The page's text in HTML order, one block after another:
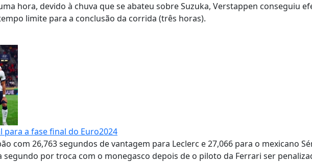
hora, devido à chuva que se abateu sobre Suzuka, Verstappen conseguiu
limite para a conclusão da corrida (três horas).
a fase final do Euro2024
com 26,763 segundos de vantagem para Leclerc e 27,066 para o mexicano
segundo por troca com o monegasco depois de o piloto da Ferrari ser